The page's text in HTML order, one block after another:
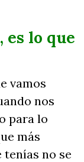
es lo que
vamos
nos
para lo
más
no se